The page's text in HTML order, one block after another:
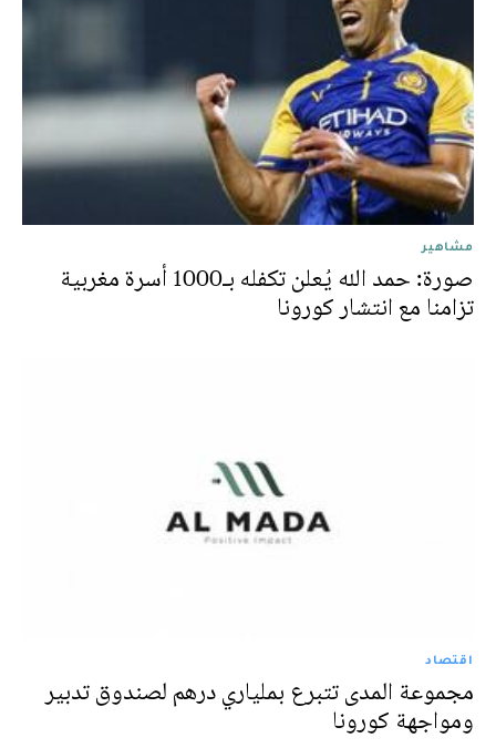
مشاهير
صورة: حمد الله يُعلن تكفله بـ1000 أسرة مغربية
تزامنا مع انتشار كورونا
اقتصاد
مجموعة المدى تتبرع بملياري درهم لصندوق تدبير
ومواجهة كورونا